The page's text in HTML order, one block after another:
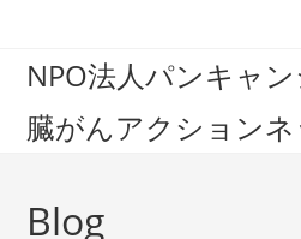
contentNPO法人パンキャ
臓がんアクション
Blog